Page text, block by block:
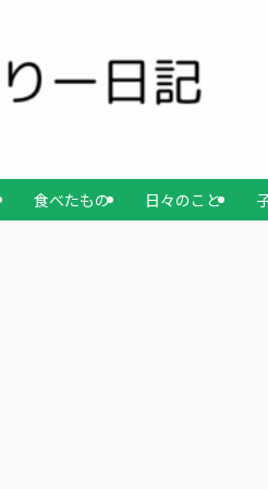
食べたもの 日々のこと